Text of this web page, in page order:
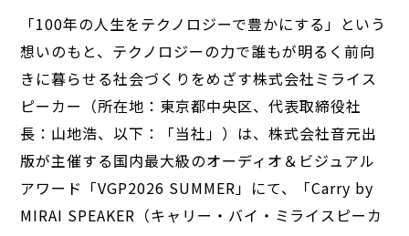
「100年の人生をテクノロジーで豊かにする」という
想いのもと、テクノロジーの力で誰もが明るく前向
きに暮らせる社会づくりをめざす株式会社ミライス
ピーカー（所在地：東京都中央区、代表取締役社
長：山地浩、以下：「当社」）は、株式会社音元出
版が主催する国内最大級のオーディオ＆ビジュアル
アワード「VGP2026 SUMMER」にて、「Carry by
MIRAI SPEAKER（キャリー・バイ・ミライスピーカ